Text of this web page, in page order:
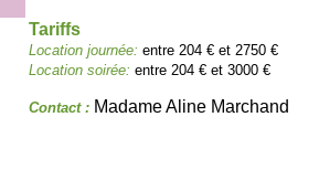
Tariffs
Location journée: entre 204 € et 2750 €
Location soirée: entre 204 € et 3000 €
Contact : Madame Aline Marchand